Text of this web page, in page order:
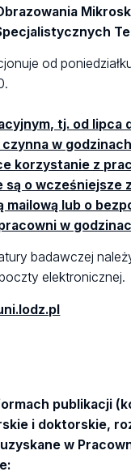
od
tj. od lipca
w
korzystanie z
są o wcześniejsze
mailową lub o
w
badawczej
elektronicznej.
publikacji
i doktorskie,
w